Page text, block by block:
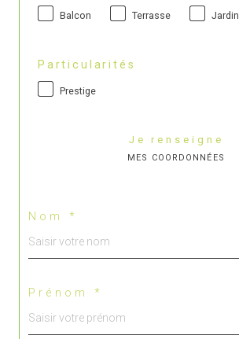
Balcon Terrasse Jardin
Particularités
Prestige
Je renseigne
MES COORDONNÉES
Nom *
Prénom *